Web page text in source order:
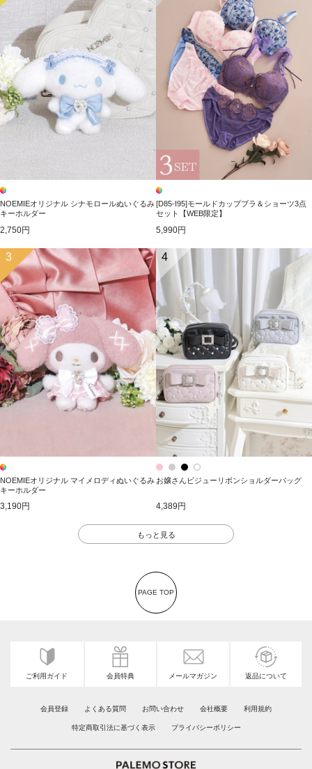
NOEMIEオリジナル シナモロールぬいぐるみ
キーホルダー
2,750円
[D85-I95]モールドカップブラ＆ショーツ3点
セット【WEB限定】
5,990円
3
NOEMIEオリジナル マイメロディぬいぐるみ
キーホルダー
3,190円
4
お嬢さんビジューリボンショルダーバッグ
4,389円
もっと見る
PAGE TOP
ご利用ガイド 会員特典 メールマガジン 返品について
会員登録 よくある質問 お問い合わせ 会社概要 利用規約
特定商取引法に基づく表示 プライバシーポリシー